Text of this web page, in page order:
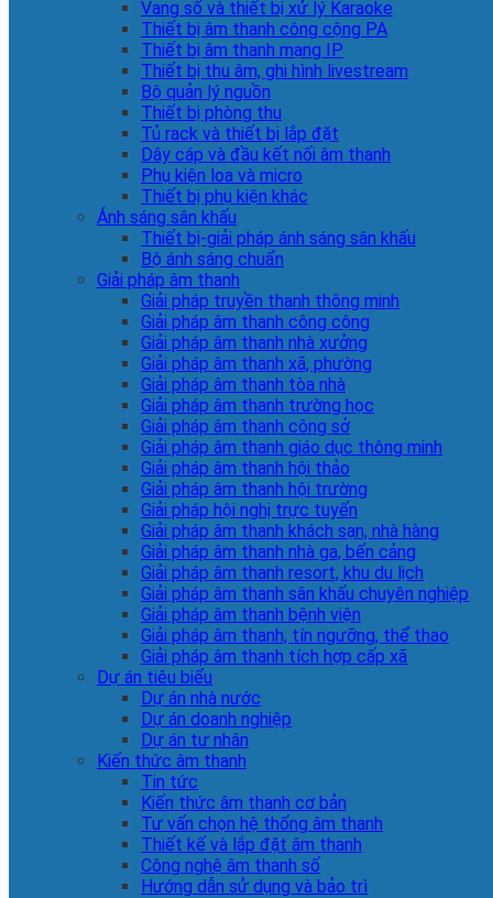
Vang số và thiết bị xử lý Karaoke
Thiết bị âm thanh công cộng PA
Thiết bị âm thanh mạng IP
Thiết bị thu âm, ghi hình livestream
Bộ quản lý nguồn
Thiết bị phòng thu
Tủ rack và thiết bị lắp đặt
Dây cáp và đầu kết nối âm thanh
Phụ kiện loa và micro
Thiết bị phụ kiện khác
Ánh sáng sân khấu
Thiết bị-giải pháp ánh sáng sân khấu
Bộ ánh sáng chuẩn
Giải pháp âm thanh
Giải pháp truyền thanh thông minh
Giải pháp âm thanh công cộng
Giải pháp âm thanh nhà xưởng
Giải pháp âm thanh xã, phường
Giải pháp âm thanh tòa nhà
Giải pháp âm thanh trường học
Giải pháp âm thanh công sở
Giải pháp âm thanh giáo dục thông minh
Giải pháp âm thanh hội thảo
Giải pháp âm thanh hội trường
Giải pháp hội nghị trực tuyến
Giải pháp âm thanh khách sạn, nhà hàng
Giải pháp âm thanh nhà ga, bến cảng
Giải pháp âm thanh resort, khu du lịch
Giải pháp âm thanh sân khấu chuyên nghiệp
Giải pháp âm thanh bệnh viện
Giải pháp âm thanh, tín ngưỡng, thể thao
Giải pháp âm thanh tích hợp cấp xã
Dự án tiêu biểu
Dự án nhà nước
Dự án doanh nghiệp
Dự án tư nhân
Kiến thức âm thanh
Tin tức
Kiến thức âm thanh cơ bản
Tư vấn chọn hệ thống âm thanh
Thiết kế và lắp đặt âm thanh
Công nghệ âm thanh số
Hướng dẫn sử dụng và bảo trì